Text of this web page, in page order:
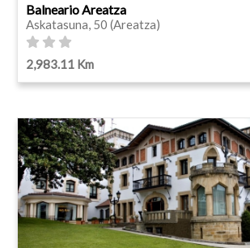
Balneario Areatza
Askatasuna, 50 (Areatza)
2,983.11 Km